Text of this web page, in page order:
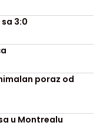
3:0
poraz od
u Montrealu